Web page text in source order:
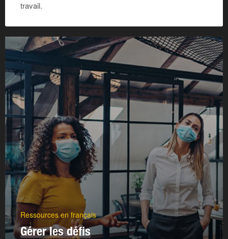
travail.
Ressources en français
Gérer les défis